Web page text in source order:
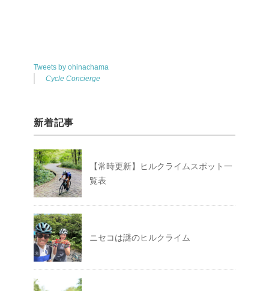
Tweets by ohinachama
Cycle Concierge
新着記事
【常時更新】ヒルクライムスポット一
覧表
ニセコは謎のヒルクライム